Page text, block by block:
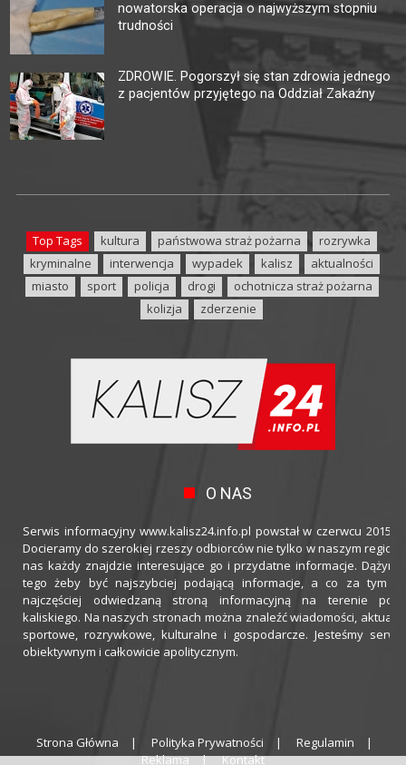
nowatorska operacja o najwyższym stopniu
trudności
ZDROWIE. Pogorszył się stan zdrowia jednego
z pacjentów przyjętego na Oddział Zakaźny
Top Tags kultura państwowa straż pożarna
rozrywka
kryminalne
interwencja wypadek kalisz
aktualności
miasto
sport policja drogi
ochotnicza straż pożarna
kolizja
zderzenie
O NAS
Serwis informacyjny www.kalisz24.info.pl powstał w czerwcu 2015
Docieramy do szerokiej rzeszy odbiorców nie tylko w naszym
nas każdy znajdzie interesujące go i przydatne informacje.
tego żeby być najszybciej podającą informacje, a co za tym
najczęściej odwiedzaną stroną informacyjną na terenie
kaliskiego. Na naszych stronach można znaleźć wiadomości,
sportowe, rozrywkowe, kulturalne i gospodarcze. Jesteśmy
obiektywnym i całkowicie apolitycznym.
Strona Główna Polityka Prywatności
Regulamin
Reklama
Kontakt